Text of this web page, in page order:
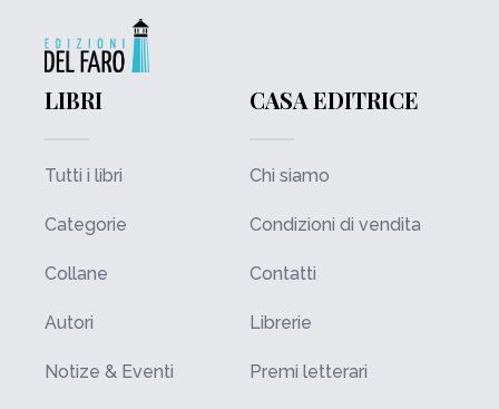
LIBRI
Tutti i libri
Categorie
Collane
Autori
Notize & Eventi
CASA EDITRICE
Chi siamo
Condizioni di vendita
Contatti
Librerie
Premi letterari